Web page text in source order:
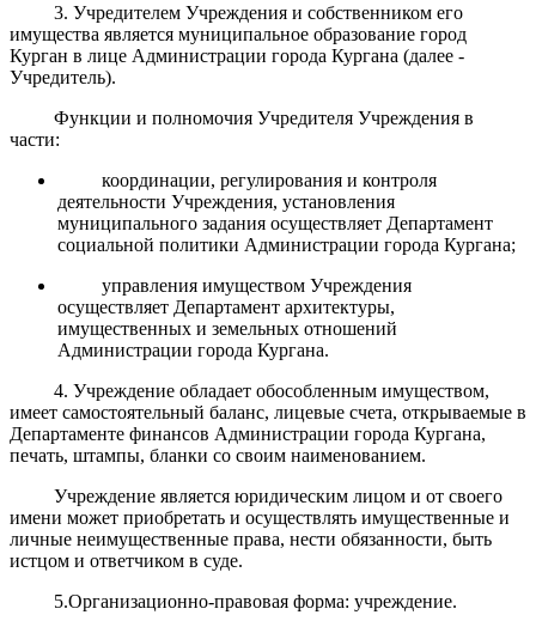
3. Учредителем Учреждения и собственником его
имущества является муниципальное образование город
Курган в лице Администрации города Кургана (далее -
Учредитель).
Функции и полномочия Учредителя Учреждения в
части:
координации, регулирования и контроля
деятельности Учреждения, установления
муниципального задания осуществляет Департамент
социальной политики Администрации города Кургана;
управления имуществом Учреждения
осуществляет Департамент архитектуры,
имущественных и земельных отношений
Администрации города Кургана.
4. Учреждение обладает обособленным имуществом,
имеет самостоятельный баланс, лицевые счета, открываемые в
Департаменте финансов Администрации города Кургана,
печать, штампы, бланки со своим наименованием.
Учреждение является юридическим лицом и от своего
имени может приобретать и осуществлять имущественные и
личные неимущественные права, нести обязанности, быть
истцом и ответчиком в суде.
5.Организационно-правовая форма: учреждение.